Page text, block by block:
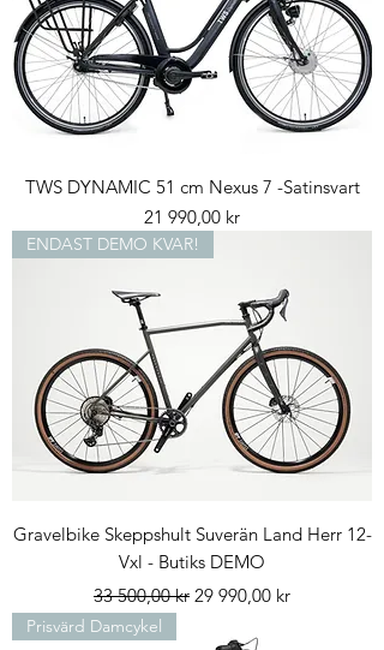
TWS DYNAMIC 51 cm Nexus 7 -Satinsvart
Pris
21 990,00 kr
ENDAST DEMO KVAR!
Gravelbike Skeppshult Suverän Land Herr 12-
Vxl - Butiks DEMO
Ordinarie pris
33 500,00 kr Reapris
29 990,00 kr
Prisvärd Damcykel